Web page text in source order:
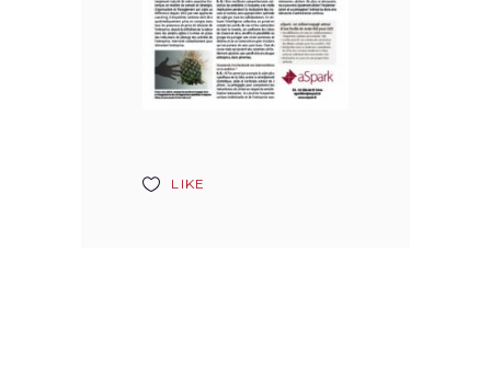
LIKE